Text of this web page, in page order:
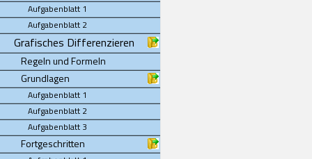
Aufgabenblatt 1
Aufgabenblatt 2
Grafisches Differenzieren
Regeln und Formeln
Grundlagen
Aufgabenblatt 1
Aufgabenblatt 2
Aufgabenblatt 3
Fortgeschritten